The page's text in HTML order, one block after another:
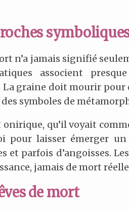
n’a jamais signifié
associent
graine doit mourir pour
symboles de
qu’il voyait
pour laisser émerger
et parfois d’angoisses.
jamais de mort
de mort